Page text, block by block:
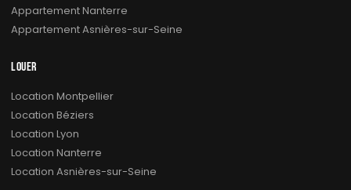
Appartement Nanterre
Appartement Asnières-sur-Seine
LOUER
Location Montpellier
Location Béziers
Location Lyon
Location Nanterre
Location Asnières-sur-Seine